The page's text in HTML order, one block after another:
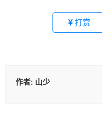
打赏
作者: 山少